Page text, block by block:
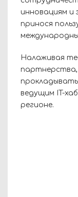
инновациям и
принося
Налаживая
ведущим IT-
регионе.